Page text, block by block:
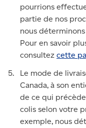
pourrions
partie de nos
nous
Pour en savoir
consultez cette
Le mode de
Canada, à son
de ce qui
colis selon votre
exemple, nous